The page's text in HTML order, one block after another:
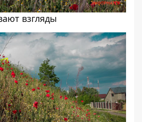
взгляды